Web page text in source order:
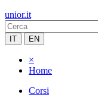
unior.it
IT EN
×
Home
Corsi